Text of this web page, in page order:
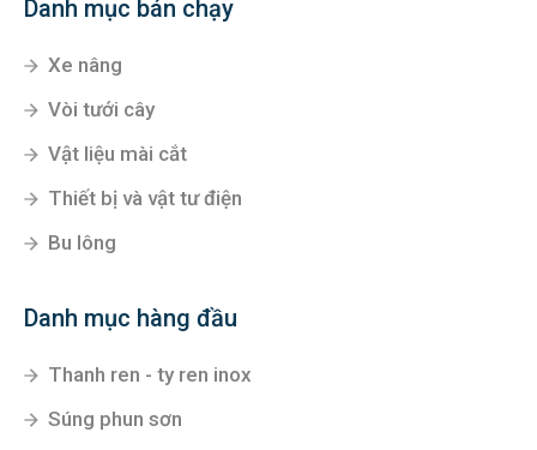
Danh mục bán chạy
Xe nâng
Vòi tưới cây
Vật liệu mài cắt
Thiết bị và vật tư điện
Bu lông
Danh mục hàng đầu
Thanh ren - ty ren inox
Súng phun sơn